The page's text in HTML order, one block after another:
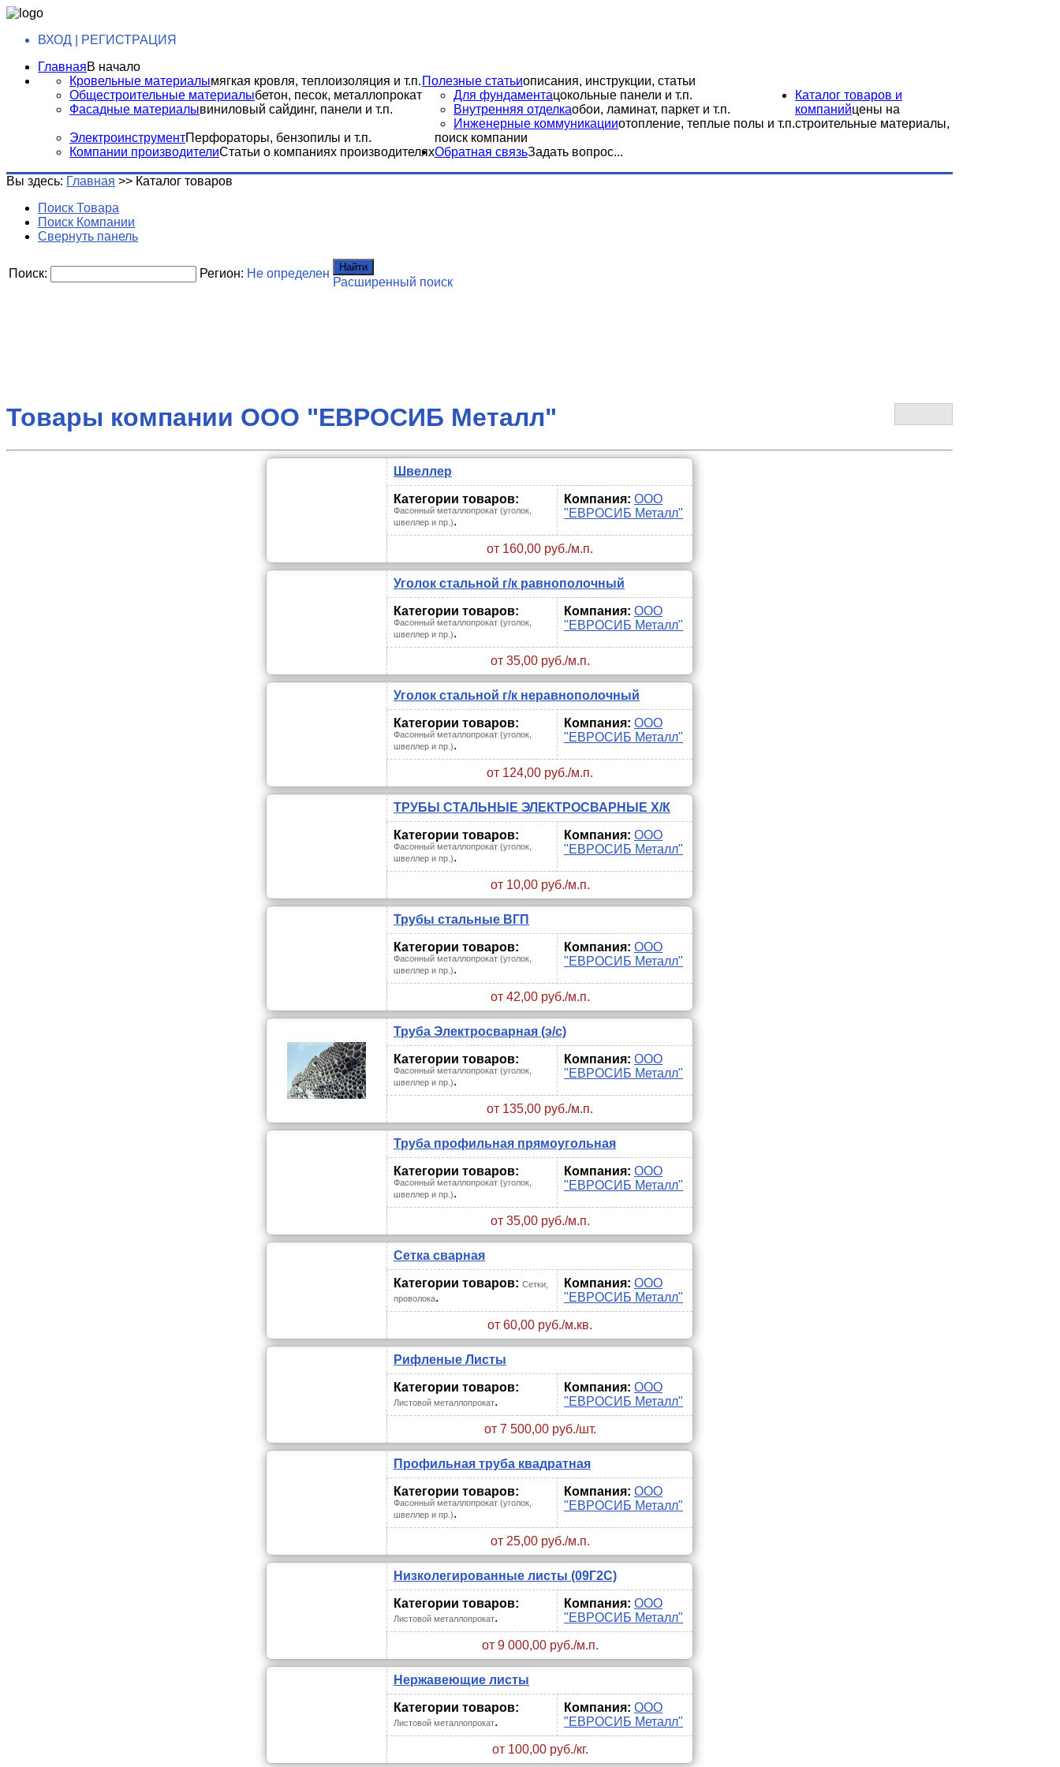
ВХОД | РЕГИСТРАЦИЯ
ГлавнаяВ начало
Полезные статьиописания, инструкции, статьи
Кровельные материалымягкая кровля, теплоизоляция и т.п.
Общестроительные материалыбетон, песок, металлопрокат
Фасадные материалывиниловый сайдинг, панели и т.п.
Для фундаментацокольные панели и т.п.
Внутренняя отделкаобои, ламинат, паркет и т.п.
Инженерные коммуникацииотопление, теплые полы и т.п.
ЭлектроинструментПерфораторы, бензопилы и т.п.
Компании производителиСтатьи о компаниях производителях
Каталог товаров и
компанийцены на
строительные материалы,
поиск компании
Обратная связьЗадать вопрос...
Вы здесь: Главная >> Каталог товаров
Поиск Товара
Поиск Компании
Свернуть панель
Поиск: Регион: Не определен Найти
Расширенный поиск
Товары компании ООО "ЕВРОСИБ Металл"
Швеллер
Категории товаров:
Фасонный металлопрокат (уголок,
швеллер и пр.).
Компания: ООО
"ЕВРОСИБ Металл"
от 160,00 руб./м.п.
Уголок стальной г/к равнополочный
Категории товаров:
Фасонный металлопрокат (уголок,
швеллер и пр.).
Компания: ООО
"ЕВРОСИБ Металл"
от 35,00 руб./м.п.
Уголок стальной г/к неравнополочный
Категории товаров:
Фасонный металлопрокат (уголок,
швеллер и пр.).
Компания: ООО
"ЕВРОСИБ Металл"
от 124,00 руб./м.п.
ТРУБЫ СТАЛЬНЫЕ ЭЛЕКТРОСВАРНЫЕ Х/К
Категории товаров:
Фасонный металлопрокат (уголок,
швеллер и пр.).
Компания: ООО
"ЕВРОСИБ Металл"
от 10,00 руб./м.п.
Трубы стальные ВГП
Категории товаров:
Фасонный металлопрокат (уголок,
швеллер и пр.).
Компания: ООО
"ЕВРОСИБ Металл"
от 42,00 руб./м.п.
Труба Электросварная (э/с)
Категории товаров:
Фасонный металлопрокат (уголок,
швеллер и пр.).
Компания: ООО
"ЕВРОСИБ Металл"
от 135,00 руб./м.п.
Труба профильная прямоугольная
Категории товаров:
Фасонный металлопрокат (уголок,
швеллер и пр.).
Компания: ООО
"ЕВРОСИБ Металл"
от 35,00 руб./м.п.
Сетка сварная
Категории товаров: Сетки,
проволока.
Компания: ООО
"ЕВРОСИБ Металл"
от 60,00 руб./м.кв.
Рифленые Листы
Категории товаров:
Листовой металлопрокат.
Компания: ООО
"ЕВРОСИБ Металл"
от 7 500,00 руб./шт.
Профильная труба квадратная
Категории товаров:
Фасонный металлопрокат (уголок,
швеллер и пр.).
Компания: ООО
"ЕВРОСИБ Металл"
от 25,00 руб./м.п.
Низколегированные листы (09Г2С)
Категории товаров:
Листовой металлопрокат.
Компания: ООО
"ЕВРОСИБ Металл"
от 9 000,00 руб./м.п.
Нержавеющие листы
Категории товаров:
Листовой металлопрокат.
Компания: ООО
"ЕВРОСИБ Металл"
от 100,00 руб./кг.